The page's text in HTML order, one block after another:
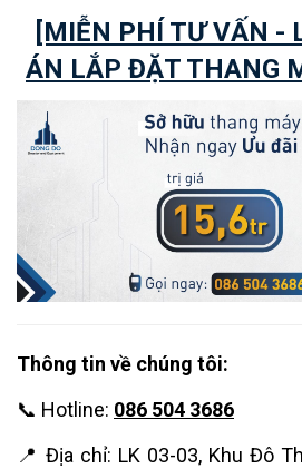
[MIỄN PHÍ TƯ VẤN -
ÁN LẮP ĐẶT THANG
Thông tin về chúng tôi:
📞 Hotline: 086 504 3686
📍 Địa chỉ: LK 03-03, Khu Đô